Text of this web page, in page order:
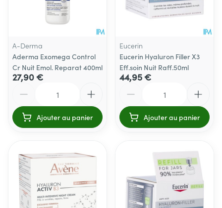
A-Derma
Aderma Exomega Control
Cr Nuit Emol. Reparat 400ml
27,90 €
Ajouter au panier
Eucerin
Eucerin Hyaluron Filler X3
Eff.soin Nuit Raff.50ml
44,95 €
Ajouter au panier